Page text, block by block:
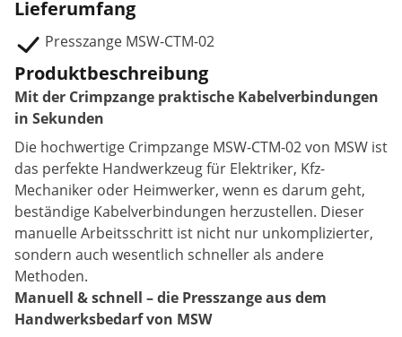
Lieferumfang
Presszange MSW-CTM-02
Produktbeschreibung
Mit der Crimpzange praktische Kabelverbindungen
in Sekunden
Die hochwertige Crimpzange MSW-CTM-02 von MSW ist
das perfekte Handwerkzeug für Elektriker, Kfz-
Mechaniker oder Heimwerker, wenn es darum geht,
beständige Kabelverbindungen herzustellen. Dieser
manuelle Arbeitsschritt ist nicht nur unkomplizierter,
sondern auch wesentlich schneller als andere
Methoden.
Manuell & schnell – die Presszange aus dem
Handwerksbedarf von MSW